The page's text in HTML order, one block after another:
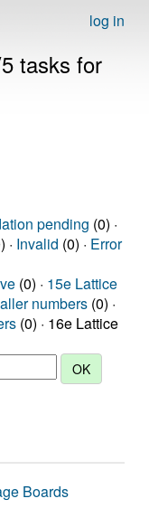
log in
tasks for
pending (0) ·
· Invalid (0) · Error
(0) · 15e Lattice
numbers (0) ·
(0) · 16e Lattice
Boards